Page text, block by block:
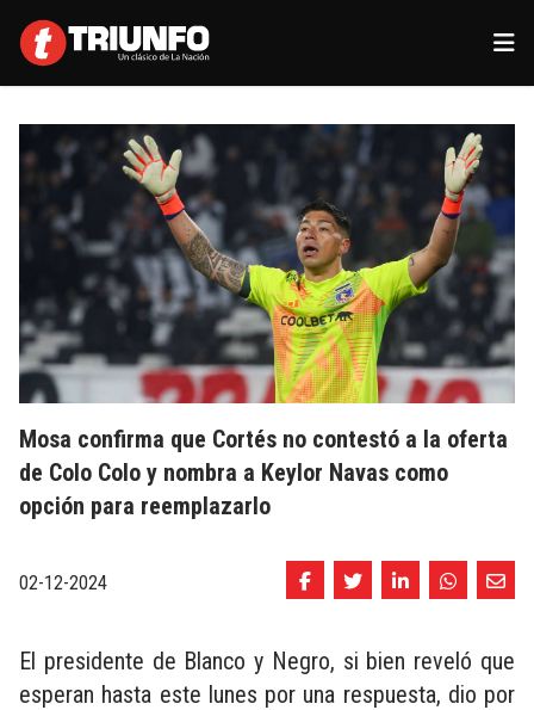
Mosa confirma que Cortés no contestó a la oferta
de Colo Colo y nombra a Keylor Navas como
opción para reemplazarlo
02-12-2024
El presidente de Blanco y Negro, si bien reveló que
esperan hasta este lunes por una respuesta, dio por